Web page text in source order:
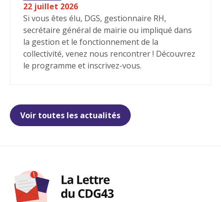
22 juillet 2026
Si vous êtes élu, DGS, gestionnaire RH,
secrétaire général de mairie ou impliqué dans
la gestion et le fonctionnement de la
collectivité, venez nous rencontrer ! Découvrez
le programme et inscrivez-vous.
Voir toutes les actualités